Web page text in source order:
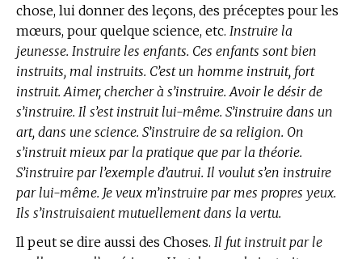
chose, lui donner des leçons, des préceptes pour les
mœurs, pour quelque science, etc. Instruire la
jeunesse. Instruire les enfants. Ces enfants sont bien
instruits, mal instruits. C’est un homme instruit, fort
instruit. Aimer, chercher à s’instruire. Avoir le désir de
s’instruire. Il s’est instruit lui-même. S’instruire dans un
art, dans une science. S’instruire de sa religion. On
s’instruit mieux par la pratique que par la théorie.
S’instruire par l’exemple d’autrui. Il voulut s’en instruire
par lui-même. Je veux m’instruire par mes propres yeux.
Ils s’instruisaient mutuellement dans la vertu.
Il peut se dire aussi des Choses. Il fut instruit par le